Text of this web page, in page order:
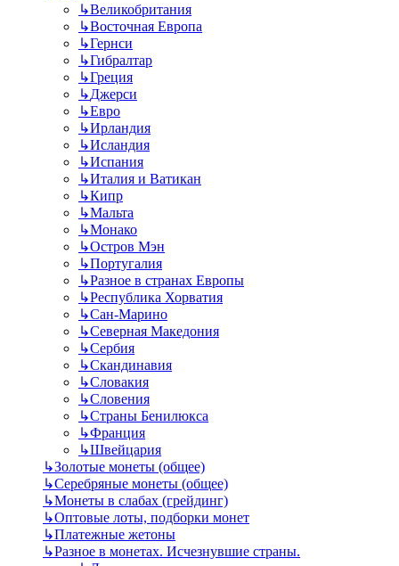
↳Великобритания
↳Восточная Европа
↳Гернси
↳Гибралтар
↳Греция
↳Джерси
↳Евро
↳Ирландия
↳Исландия
↳Испания
↳Италия и Ватикан
↳Кипр
↳Мальта
↳Монако
↳Остров Мэн
↳Португалия
↳Разное в странах Европы
↳Республика Хорватия
↳Сан-Марино
↳Северная Македония
↳Сербия
↳Скандинавия
↳Словакия
↳Словения
↳Страны Бенилюкса
↳Франция
↳Швейцария
↳Золотые монеты (общее)
↳Серебряные монеты (общее)
↳Монеты в слабах (грейдинг)
↳Оптовые лоты, подборки монет
↳Платежные жетоны
↳Разное в монетах. Исчезнувшие страны.